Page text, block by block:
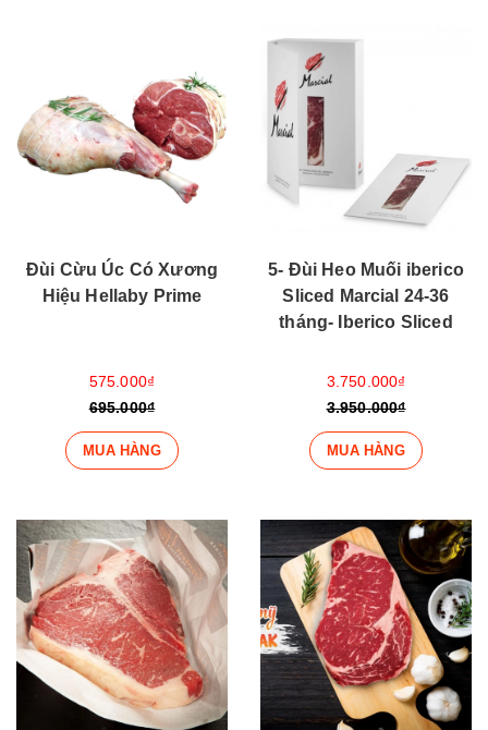
Đùi Cừu Úc Có Xương
Hiệu Hellaby Prime
575.000₫
695.000₫
MUA HÀNG
5- Đùi Heo Muối iberico
Sliced Marcial 24-36
tháng- Iberico Sliced
3.750.000₫
3.950.000₫
MUA HÀNG